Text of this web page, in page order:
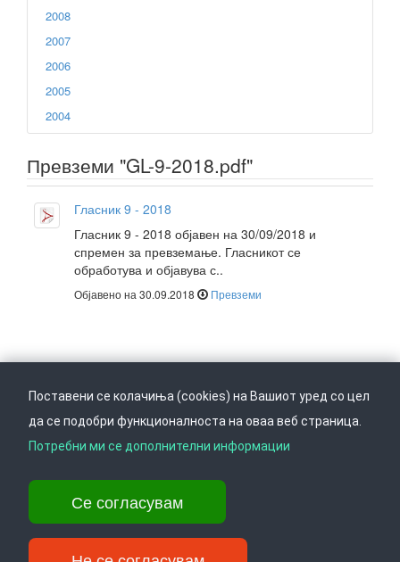
2008
2007
2006
2005
2004
Превземи "GL-9-2018.pdf"
Гласник 9 - 2018
Гласник 9 - 2018 објавен на 30/09/2018 и
спремен за превземање. Гласникот се
обработува и објавува с..
Објавено на 30.09.2018 Превземи
Врати се горе Следете не на
Ул. Даме Груев 14, Катна гаража Беко на 1-виот кат, 1000 Скопје,
Тел: +389 2 3103 601 (641), Факс: +389 2 3137 149 |
info@ippo.gov.mk
Поставени се колачиња (cookies) на Вашиот уред со цел
да се подобри функционалноста на оваа веб страница.
Потребни ми се дополнителни информации
Се согласувам